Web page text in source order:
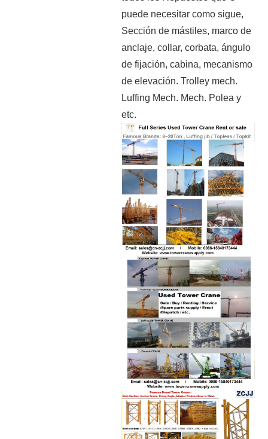
puede necesitar como sigue,
Sección de mástiles, marco de
anclaje, collar, corbata, ángulo
de fijación, cabina, mecanismo
de elevación. Trolley mech.
Luffing Mech. Mech. Polea y
etc.